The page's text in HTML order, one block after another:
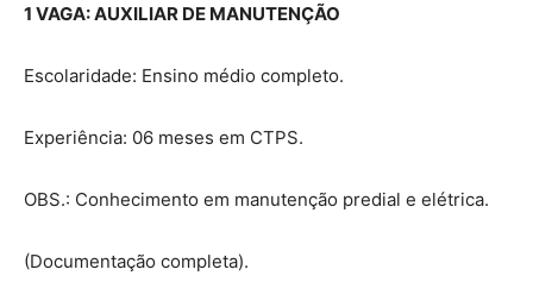
1 VAGA: AUXILIAR DE MANUTENÇÃO
Escolaridade: Ensino médio completo.
Experiência: 06 meses em CTPS.
OBS.: Conhecimento em manutenção predial e elétrica.
(Documentação completa).